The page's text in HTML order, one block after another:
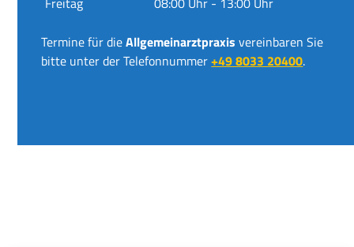
Termine für dieAllgemeinarztpraxis vereinbaren Sie
bitte unter der Telefonnummer+49 8033 20400.